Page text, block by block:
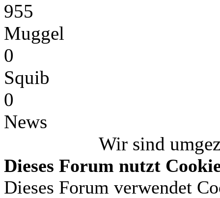
955
Muggel
0
Squib
0
News
Wir sind
Dieses Forum nutzt
Dieses Forum verwendet